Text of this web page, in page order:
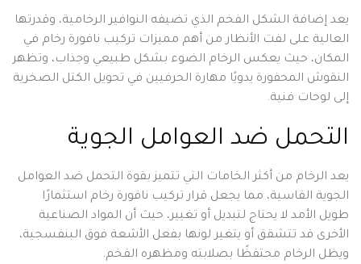
يعد إضافة الشكل الفخم الذي تضيفه النوافير الرخامية، وقدرتها
العالية على لفت الأنظار من أهم مميزات تركيب نافورة رخام في
المكان، حيث يعكس الرخام الضوء بشكل طبيعي وجذاب، وتظهر
النقوش المحفورة يدويًا مهارة الحرفيين في تحويل الكتل الصخرية
إلى لوحات فنية.
التحمل ضد العوامل الجوية
يعد الرخام من أكثر الخامات التي تتميز بقوة التحمل ضد العوامل
الجوية القاسية، مما يجعل قرار تركيب نافورة رخام استثمارًا
طويل الأمد لا يحتاج لتبديل أو تغيير، حيث أن المواد الصناعية
الأخرى قد تتشقق أو يتغير لونها بفعل الأشعة فوق البنفسجية،
ويظل الرخام محتفظًا بصلابته ومظهره الفخم.